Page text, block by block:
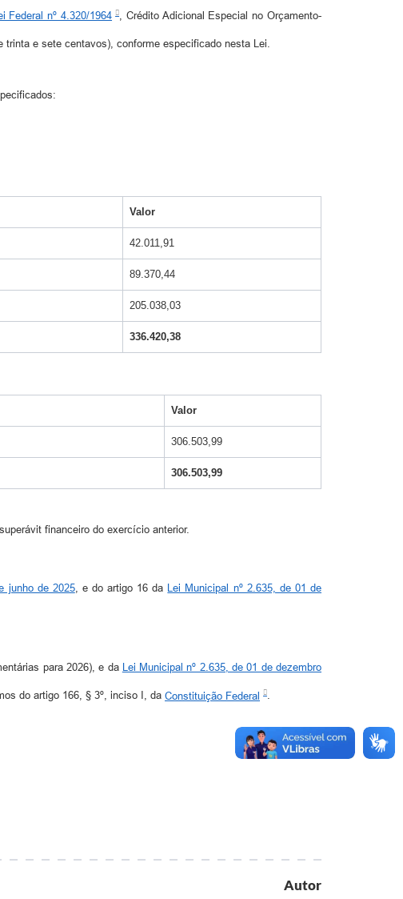
Federal nº 4.320/1964 , Crédito Adicional Especial no Orçamento-
trinta e sete centavos), conforme especificado nesta Lei.
Valor
42.011,91
89.370,44
205.038,03
336.420,38
Valor
306.503,99
306.503,99
financeiro do exercício anterior.
junho de 2025, e do artigo 16 da Lei Municipal nº 2.635, de 01 de
para 2026), e da Lei Municipal nº 2.635, de 01 de dezembro
do artigo 166, § 3º, inciso I, da Constituição Federal .
Autor